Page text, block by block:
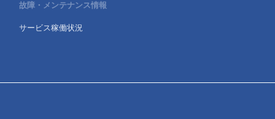
故障・メンテナンス情報
サービス稼働状況